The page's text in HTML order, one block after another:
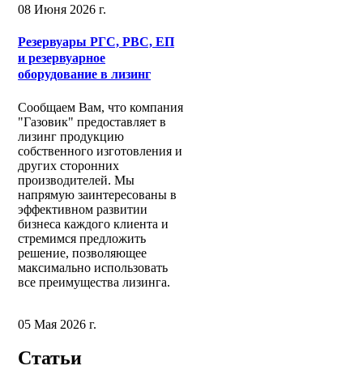
08 Июня 2026 г.
Резервуары РГС, РВС, ЕП
и резервуарное
оборудование в лизинг
Сообщаем Вам, что компания
"Газовик" предоставляет в
лизинг продукцию
собственного изготовления и
других сторонних
производителей. Мы
напрямую заинтересованы в
эффективном развитии
бизнеса каждого клиента и
стремимся предложить
решение, позволяющее
максимально использовать
все преимущества лизинга.
05 Мая 2026 г.
Статьи